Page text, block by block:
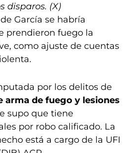
disparos. (X)
García se habría
prendieron fuego la
como ajuste de cuentas
por los delitos de
arma de fuego y lesiones
supo que tiene
por robo calificado. La
está a cargo de la UFI